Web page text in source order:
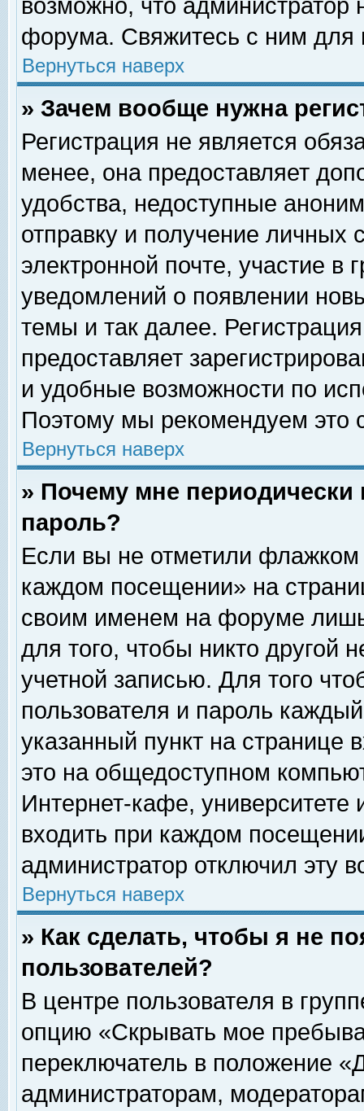
возможно, что
форума. Свяжитесь с ним для
Вернуться наверх
» Зачем вообще нужна
Регистрация не является
менее, она предоставляет
удобства, недоступные
отправку и получение личных
электронной почте, участие в
уведомлений о появлении
темы и так далее.
предоставляет
и удобные возможности по
Поэтому мы рекомендуем это
Вернуться наверх
» Почему мне
пароль?
Если вы не отметили флажком
каждом посещении» на
своим именем на форуме
для того, чтобы никто другой
учетной записью. Для того
пользователя и пароль
указанный пункт на
это на общедоступном
Интернет-кафе, университете
входить при каждом
администратор отключил эту
Вернуться наверх
» Как сделать, чтобы я не
пользователей?
В центре пользователя в
опцию «Скрывать мое
переключатель в положение
администраторам,